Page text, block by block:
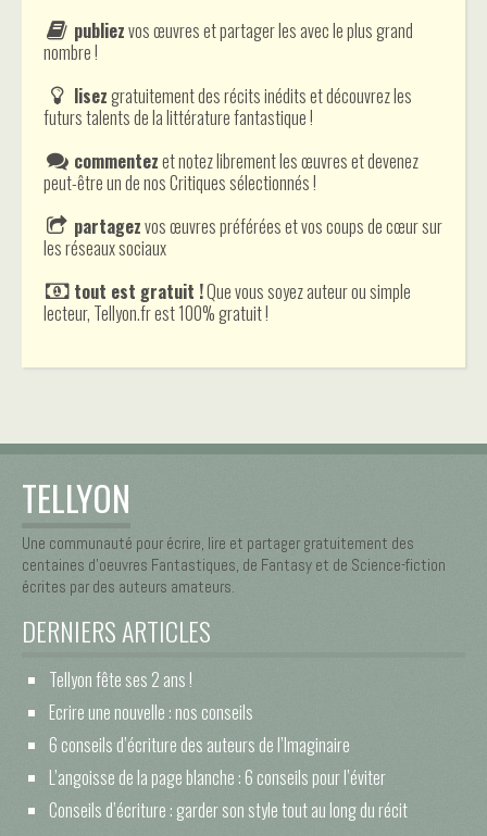
publiezvos œuvres et partager les avec le plus grand
nombre !
lisezgratuitement des récits inédits et découvrez les
futurs talents de la littérature fantastique !
commentezet notez librement les œuvres et devenez
peut-être un de nos Critiques sélectionnés !
partagezvos œuvres préférées et vos coups de cœur sur
les réseaux sociaux
tout est gratuit !Que vous soyez auteur ou simple
lecteur, Tellyon.fr est 100% gratuit !
TELLYON
Une communauté pour écrire, lire et partager gratuitement des
centaines d’oeuvres Fantastiques, de Fantasy et de Science-fiction
écrites par des auteurs amateurs.
DERNIERS ARTICLES
Tellyon fête ses 2 ans !
Ecrire une nouvelle : nos conseils
6 conseils d’écriture des auteurs de l’Imaginaire
L’angoisse de la page blanche : 6 conseils pour l’éviter
Conseils d’écriture : garder son style tout au long du récit